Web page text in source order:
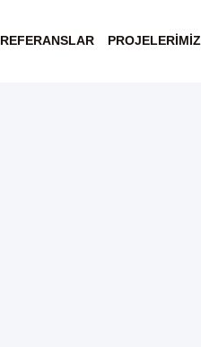
REFERANSLAR PROJELERİMİZ